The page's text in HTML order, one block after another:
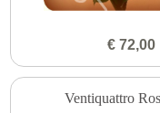
€ 72,00
Ventiquattro